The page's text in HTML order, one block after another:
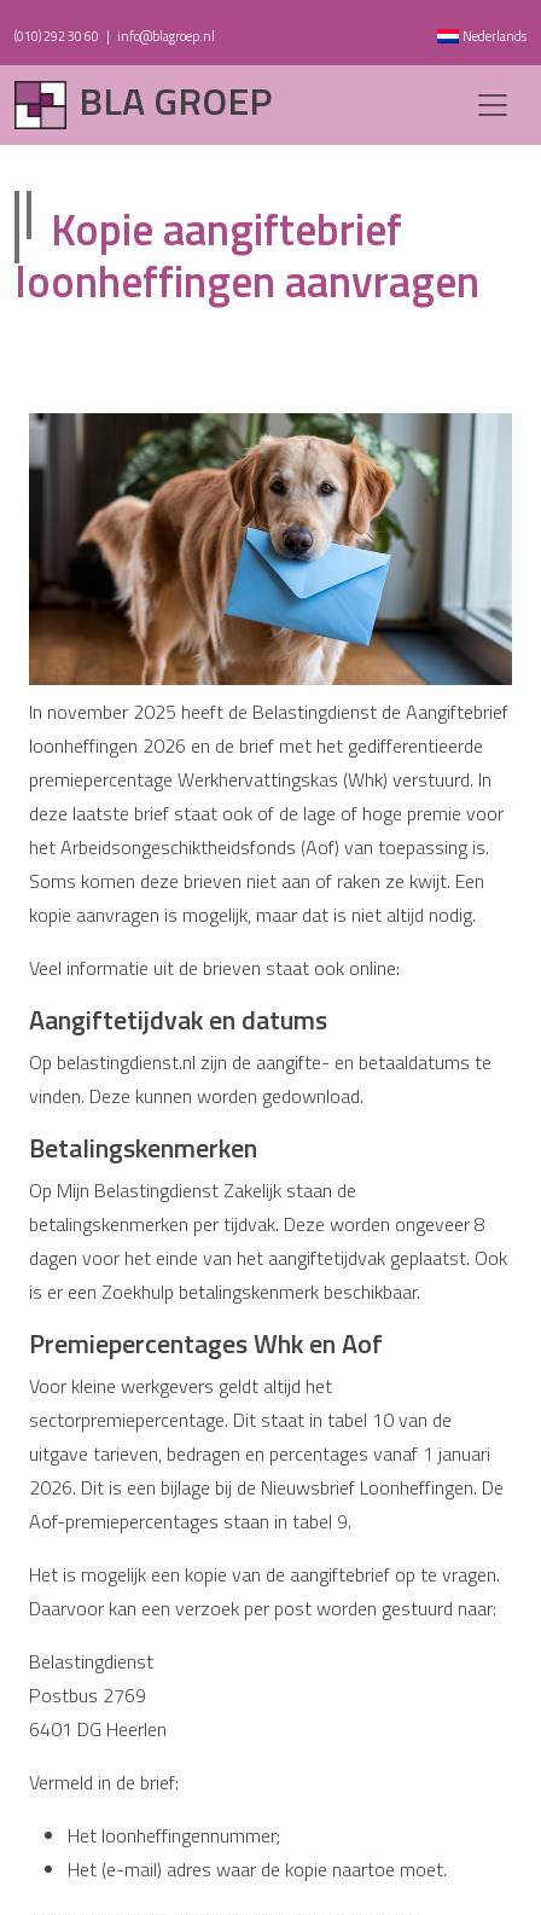
(010) 292 30 60 | info@blagroep.nl Nederlands
BLA GROEP
Kopie aangiftebrief
loonheffingen aanvragen
In november 2025 heeft de Belastingdienst de Aangiftebrief
loonheffingen 2026 en de brief met het gedifferentieerde
premiepercentage Werkhervattingskas (Whk) verstuurd. In
deze laatste brief staat ook of de lage of hoge premie voor
het Arbeidsongeschiktheidsfonds (Aof) van toepassing is.
Soms komen deze brieven niet aan of raken ze kwijt. Een
kopie aanvragen is mogelijk, maar dat is niet altijd nodig.
Veel informatie uit de brieven staat ook online:
Aangiftetijdvak en datums
Op belastingdienst.nl zijn de aangifte- en betaaldatums te
vinden. Deze kunnen worden gedownload.
Betalingskenmerken
Op Mijn Belastingdienst Zakelijk staan de
betalingskenmerken per tijdvak. Deze worden ongeveer 8
dagen voor het einde van het aangiftetijdvak geplaatst. Ook
is er een Zoekhulp betalingskenmerk beschikbaar.
Premiepercentages Whk en Aof
Voor kleine werkgevers geldt altijd het
sectorpremiepercentage. Dit staat in tabel 10 van de
uitgave tarieven, bedragen en percentages vanaf 1 januari
2026. Dit is een bijlage bij de Nieuwsbrief Loonheffingen. De
Aof-premiepercentages staan in tabel 9.
Het is mogelijk een kopie van de aangiftebrief op te vragen.
Daarvoor kan een verzoek per post worden gestuurd naar:
Belastingdienst
Postbus 2769
6401 DG Heerlen
Vermeld in de brief:
Het loonheffingennummer;
Het (e-mail) adres waar de kopie naartoe moet.